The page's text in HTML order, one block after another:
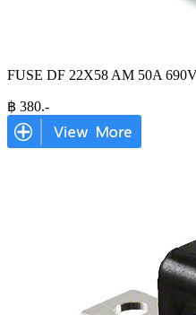
FUSE DF 22X58 AM 50A
฿ 380.-